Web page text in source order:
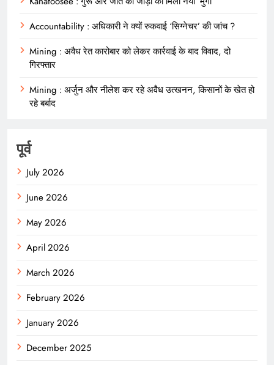
Accountability : अधिकारी ने क्यों रुकवाई ‘सिग्नेचर’ की जांच ?
Mining : अवैध रेत कारोबार को लेकर कार्रवाई के बाद विवाद, दो
गिरफ्तार
Mining : अर्जुन और नीलेश कर रहे अवैध उत्खनन, किसानों के खेत हो
रहे बर्बाद
पूर्व
July 2026
June 2026
May 2026
April 2026
March 2026
February 2026
January 2026
December 2025